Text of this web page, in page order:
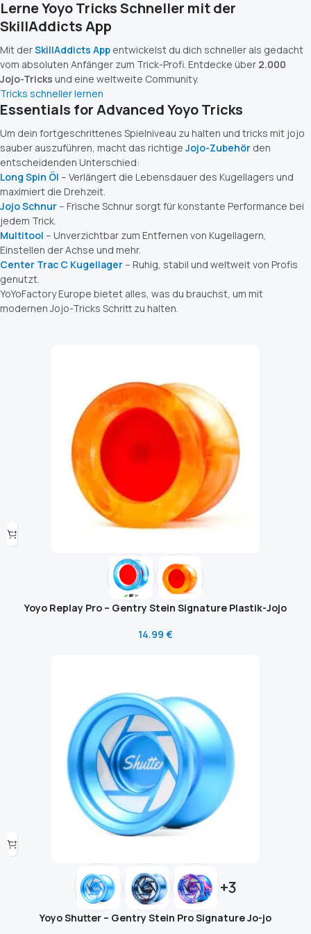
Lerne Yoyo Tricks Schneller mit der
SkillAddicts App
Mit derSkillAddicts App entwickelst du dich schneller als gedacht
vom absoluten Anfänger zum Trick-Profi. Entdecke über 2.000
Jojo-Tricks und eine weltweite Community.
Tricks schneller lernen
Essentials for Advanced Yoyo Tricks
Um dein fortgeschrittenes Spielniveau zu halten und tricks mit jojo
sauber auszuführen, macht das richtige Jojo-Zubehör den
entscheidenden Unterschied:
Long Spin Öl – Verlängert die Lebensdauer des Kugellagers und
maximiert die Drehzeit.
Jojo Schnur– Frische Schnur sorgt für konstante Performance bei
jedem Trick.
Multitool – Unverzichtbar zum Entfernen von Kugellagern,
Einstellen der Achse und mehr.
Center Trac C Kugellager– Ruhig, stabil und weltweit von Profis
genutzt.
YoYoFactory Europe bietet alles, was du brauchst, um mit
modernen Jojo-Tricks Schritt zu halten.
Yoyo Replay Pro – Gentry Stein Signature Plastik-Jojo
14.99 €
+3
Yoyo Shutter – Gentry Stein Pro Signature Jo-jo